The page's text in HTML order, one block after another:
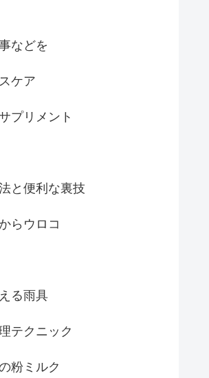
などを
ケア
プリメント
と便利な裏技
らウロコ
る雨具
テクニック
粉ミルク